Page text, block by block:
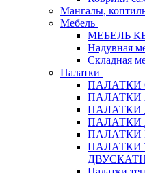
Мангалы,
Мебель
МЕБЕЛЬ
Надувная
Складная
Палатки
ПАЛАТКИ
ПАЛАТКИ
ПАЛАТКИ
ПАЛАТКИ
ПАЛАТКИ
ПАЛАТКИ